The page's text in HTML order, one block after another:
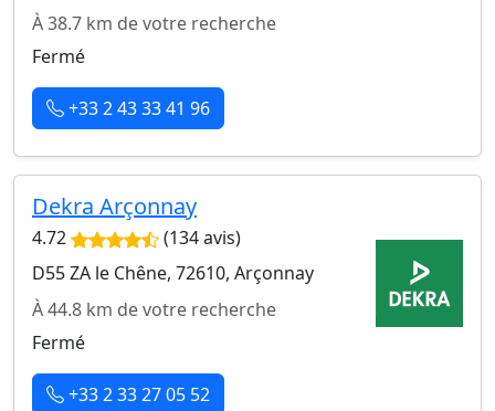
À 38.7 km de votre recherche
Fermé
+33 2 43 33 41 96
Dekra Arçonnay
4.72
(134 avis)
D55 ZA le Chêne, 72610, Arçonnay
À 44.8 km de votre recherche
Fermé
+33 2 33 27 05 52